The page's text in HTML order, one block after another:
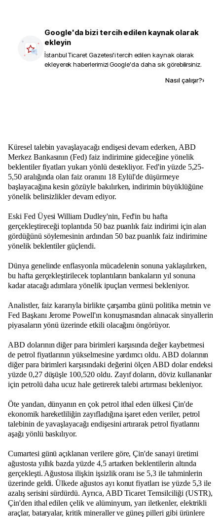
Google'da bizi tercih edilen kaynak olarak
ekleyin
İstanbul Ticaret Gazetesi'i tercih edilen kaynak olarak
ekleyerek haberlerimizi Google'da daha sık görebilirsiniz.
Nasıl çalışır?›
Küresel talebin yavaşlayacağı endişesi devam ederken, ABD
Merkez Bankasının (Fed) faiz indirimine gideceğine yönelik
beklentiler fiyatları yukarı yönlü destekliyor. Fed'in yüzde 5,25-
5,50 aralığında olan faiz oranını 18 Eylül'de düşürmeye
başlayacağına kesin gözüyle bakılırken, indirimin büyüklüğüne
yönelik belirsizlikler devam ediyor.
Eski Fed Üyesi William Dudley'nin, Fed'in bu hafta
gerçekleştireceği toplantıda 50 baz puanlık faiz indirimi için alan
gördüğünü söylemesinin ardından 50 baz puanlık faiz indirimine
yönelik beklentiler güçlendi.
Dünya genelinde enflasyonla mücadelenin sonuna yaklaşılırken,
bu hafta gerçekleştirilecek toplantıların bankaların yıl sonuna
kadar atacağı adımlara yönelik ipuçları vermesi bekleniyor.
Analistler, faiz kararıyla birlikte çarşamba günü politika metnin ve
Fed Başkanı Jerome Powell'ın konuşmasından alınacak sinyallerin
piyasaların yönü üzerinde etkili olacağını öngörüyor.
ABD dolarının diğer para birimleri karşısında değer kaybetmesi
de petrol fiyatlarının yükselmesine yardımcı oldu. ABD dolarının
diğer para birimleri karşısındaki değerini ölçen ABD dolar endeksi
yüzde 0,27 düşüşle 100,520 oldu. Zayıf doların, döviz kullananlar
için petrolü daha ucuz hale getirerek talebi artırması bekleniyor.
Öte yandan, dünyanın en çok petrol ithal eden ülkesi Çin'de
ekonomik hareketliliğin zayıfladığına işaret eden veriler, petrol
talebinin de yavaşlayacağı endişesini artırarak petrol fiyatlarını
aşağı yönlü baskılıyor.
Cumartesi günü açıklanan verilere göre, Çin'de sanayi üretimi
ağustosta yıllık bazda yüzde 4,5 artarken beklentilerin altında
gerçekleşti. Ağustosa ilişkin işsizlik oranı ise 5,3 ile tahminlerin
üzerinde geldi. Ülkede ağustos ayı konut fiyatları ise yüzde 5,3 ile
azalış serisini sürdürdü. Ayrıca, ABD Ticaret Temsilciliği (USTR),
Çin'den ithal edilen çelik ve alüminyum, yarı iletkenler, elektrikli
araçlar, bataryalar, kritik mineraller ve güneş pilleri gibi ürünlere